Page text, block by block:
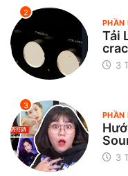
2
PHẦN
Tải
3
3
PHẦN
3